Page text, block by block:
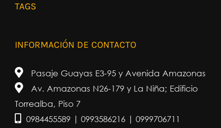
TAGS
INFORMACIÓN DE CONTACTO
Pasaje Guayas E3-95 y Avenida Amazonas
Av. Amazonas N26-179 y La Niña; Edificio
Torrealba, Piso 7
0984455589 | 0993586216 | 0999706711